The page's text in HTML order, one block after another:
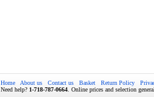
Home About us Contact us Basket Return Policy
Need help? 1-718-787-0664 . Online prices and selection